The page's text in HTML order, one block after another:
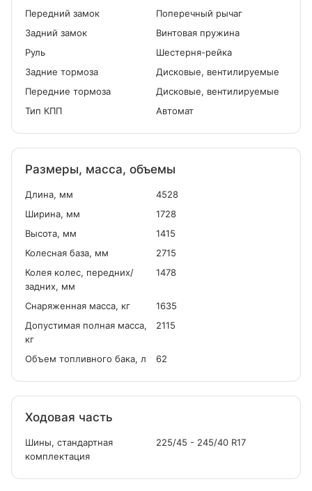
Передний замок
Поперечный рычаг
Задний замок
Винтовая пружина
Руль
Шестерня-рейка
Задние тормоза
Дисковые, вентилируемые
Передние тормоза
Дисковые, вентилируемые
Тип КПП
Автомат
Размеры, масса, объемы
Длина, мм
4528
Ширина, мм
1728
Высота, мм
1415
Колесная база, мм
2715
Колея колес, передних/
задних, мм
1478
Снаряженная масса, кг
1635
Допустимая полная масса,
кг
2115
Объем топливного бака, л 62
Ходовая часть
Шины, стандартная
комплектация
225/45 - 245/40 R17